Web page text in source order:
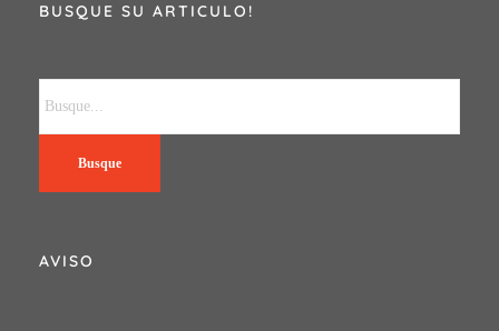
BUSQUE SU ARTICULO!
Busque
AVISO